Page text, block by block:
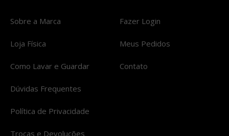
Sobre a Marca
Loja Física
Como Lavar e Guardar
Dúvidas Frequentes
Política de Privacidade
Trocas e Devoluções
Fazer Login
Meus Pedidos
Contato